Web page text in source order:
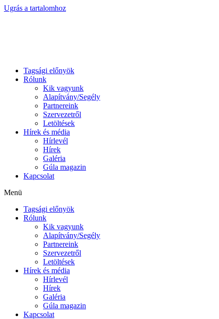
Ugrás a tartalomhoz
Tagsági előnyök
Rólunk
Kik vagyunk
Alapítvány/Segély
Partnereink
Szervezetről
Letöltések
Hírek és média
Hírlevél
Hírek
Galéria
Gúla magazin
Kapcsolat
Menü
Tagsági előnyök
Rólunk
Kik vagyunk
Alapítvány/Segély
Partnereink
Szervezetről
Letöltések
Hírek és média
Hírlevél
Hírek
Galéria
Gúla magazin
Kapcsolat